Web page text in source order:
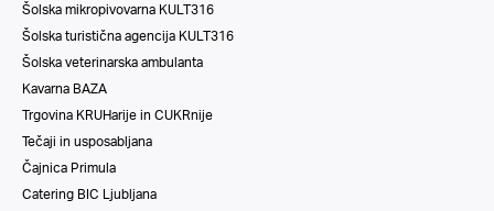
Šolska mikropivovarna KULT316
Šolska turistična agencija KULT316
Šolska veterinarska ambulanta
Kavarna BAZA
Trgovina KRUHarije in CUKRnije
Tečaji in usposabljana
Čajnica Primula
Catering BIC Ljubljana